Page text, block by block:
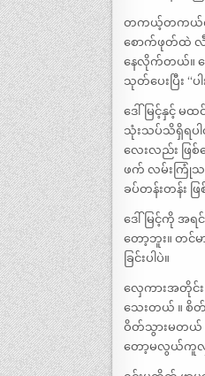
တကယ့်တကယ်လုပ်
စောက်ဖုတ်ထဲ လီ
နေလိုက်တယ်။ ဒေ
သုတ်ပေးပြီး “
ဒေါ်မြင့်နှင့်
သုံးသပ်သိရှိရပါ
လေးလည်း ဖြစ်
ဖက် လမ်းကြုံသ
ခပ်တန်းတန်း ဖ
ဒေါ်မြင့်ကို အ
တော့ဘူး။ တင်မ
ခြင်းပါပဲ။
လှေကားအတိုင်း
သေးတယ် ။ စိတ်
ဝိတ်သွားမတယ်
တော့မလွယ်ကူလှ။